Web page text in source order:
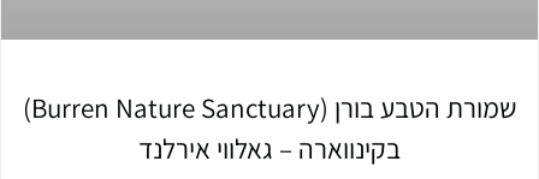
שמורת הטבע בורן (Burren Nature Sanctuary)
בקינווארה – גאלווי אירלנד